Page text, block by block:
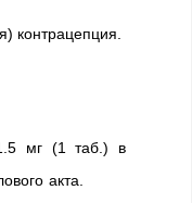
контрацепция.
мг (1 таб.) в
акта.